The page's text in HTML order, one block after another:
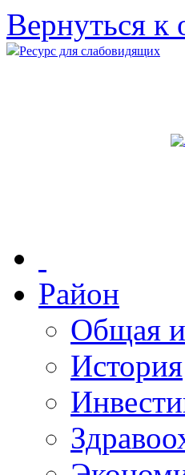
Вернуться
Ресурс для слабовидящих
Район
Общая
История